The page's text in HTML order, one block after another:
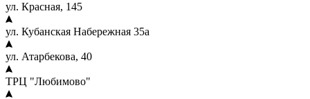
ул. Красная, 145
ул. Кубанская Набережная 35а
ул. Атарбекова, 40
ТРЦ "Любимово"